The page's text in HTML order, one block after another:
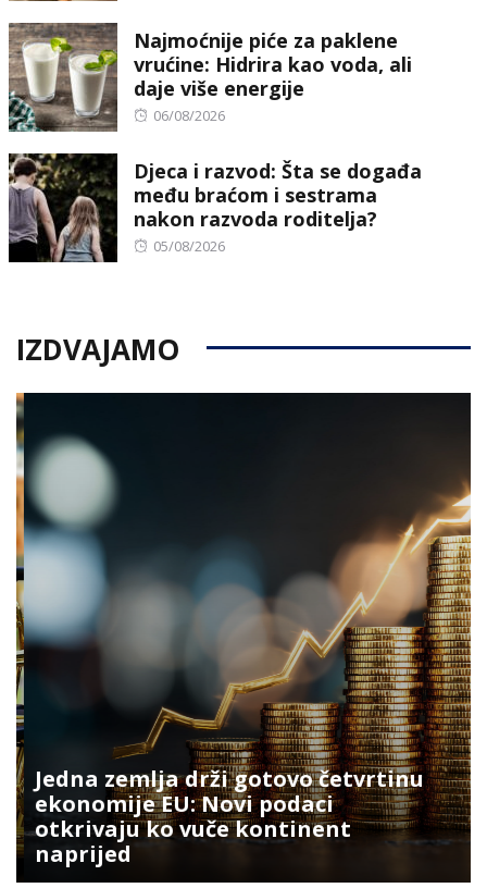
Najmoćnije piće za paklene
vrućine: Hidrira kao voda, ali
daje više energije
Posted
06/08/2026
Djeca i razvod: Šta se događa
među braćom i sestrama
nakon razvoda roditelja?
Posted
05/08/2026
IZDVAJAMO
Jedna zemlja drži gotovo četvrtinu
ekonomije EU: Novi podaci
otkrivaju ko vuče kontinent
naprijed